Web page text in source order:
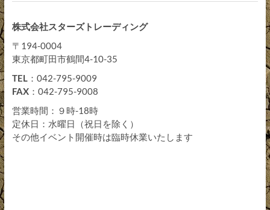
株式会社スターズトレーディング
〒194-0004
東京都町田市鶴間4-10-35
TEL：042-795-9009
FAX：042-795-9008
営業時間：９時-18時
定休日：水曜日（祝日を除く）
その他イベント開催時は臨時休業いたします